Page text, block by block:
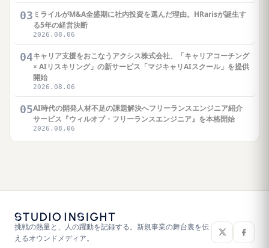
03 ミライルがM&A全盛期に社内投資を選んだ理由。HRarisが誕生す
る5年の経営決断
2026.08.06
04キャリア支援をおこなうアクシス株式会社、「キャリアコーチング
× AIリスキリング」の新サービス「マジキャリAIスクール」を提供
開始
2026.08.06
05AI時代の開発人材不足の課題解決へフリーランスエンジニア紹介
サービス『ウィルオブ・フリーランスエンジニア』を本格開始
2026.08.06
挑戦の熱量と、人の躍動を記録する。新規事業の舞台裏を伝
えるオウンドメディア。